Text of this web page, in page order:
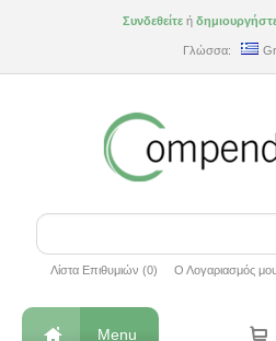
Συνδεθείτεή
Γλώσσα:
Λίστα Επιθυμιών (0) Ο Λογαριασμός
Menu